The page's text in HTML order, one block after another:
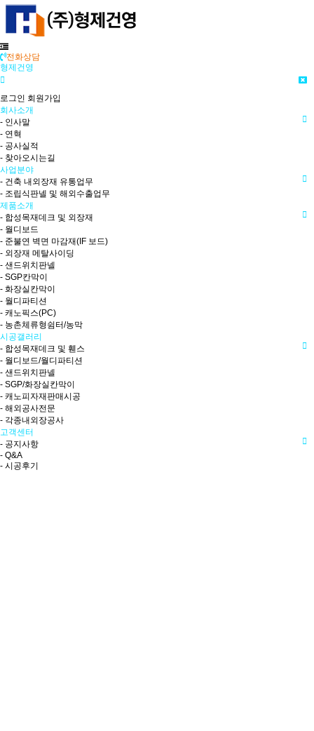
전화상담
형제건영
로그인 회원가입
회사소개
- 인사말
- 연혁
- 공사실적
- 찾아오시는길
사업분야
- 건축 내외장재 유통업무
- 조립식판넬 및 해외수출업무
제품소개
- 합성목재데크 및 외장재
- 월디보드
- 준불연 벽면 마감재(IF 보드)
- 외장재 메탈사이딩
- 샌드위치판넬
- SGP칸막이
- 화장실칸막이
- 월디파티션
- 캐노픽스(PC)
- 농촌체류형쉼터/농막
시공갤러리
- 합성목재데크 및 휀스
- 월디보드/월디파티션
- 샌드위치판넬
- SGP/화장실칸막이
- 캐노피자재판매시공
- 해외공사전문
- 각종내외장공사
고객센터
- 공지사항
- Q&A
- 시공후기